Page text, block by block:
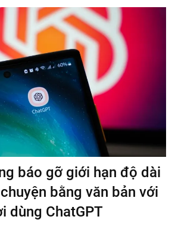
báo gỡ giới hạn độ dài
bằng văn bản với
dùng ChatGPT